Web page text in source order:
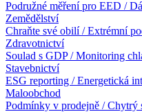
Podružné měření pro EED /
Zemědělství
Chraňte své obilí / Extrémní
Zdravotnictví
Soulad s GDP / Monitoring
Stavebnictví
ESG reporting / Energetická
Maloobchod
Podmínky v prodejně / Chytrý